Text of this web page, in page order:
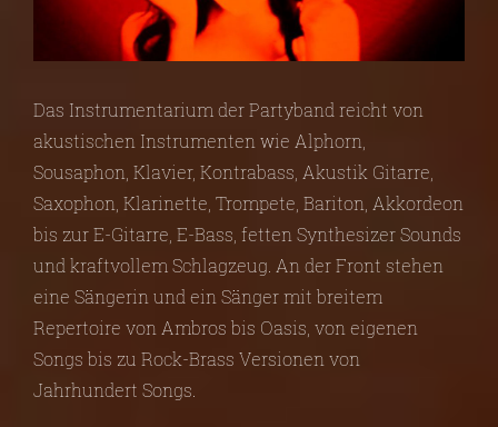
Das Instrumentarium der Partyband reicht von
akustischen Instrumenten wie Alphorn,
Sousaphon, Klavier, Kontrabass, Akustik Gitarre,
Saxophon, Klarinette, Trompete, Bariton, Akkordeon
bis zur E-Gitarre, E-Bass, fetten Synthesizer Sounds
und kraftvollem Schlagzeug. An der Front stehen
eine Sängerin und ein Sänger mit breitem
Repertoire von Ambros bis Oasis, von eigenen
Songs bis zu Rock-Brass Versionen von
Jahrhundert Songs.